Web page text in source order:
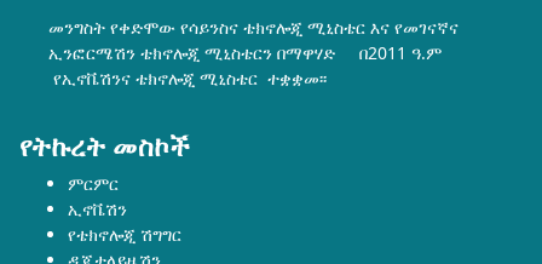
መንግስት የቀድሞው የሳይንስና ቴክኖሎጂ ሚኒስቴር እና የመገናኛና
ኢንፎርሜሽን ቴክኖሎጂ ሚኒስቴርን በማዋሃድ በ2011 ዓ.ም
የኢኖቬሽንና ቴክኖሎጂ ሚኒስቴር ተቋቋመ፡፡
የትኩረት መስኮች
ምርምር
ኢኖቬሽን
የቴክኖሎጂ ሽግግር